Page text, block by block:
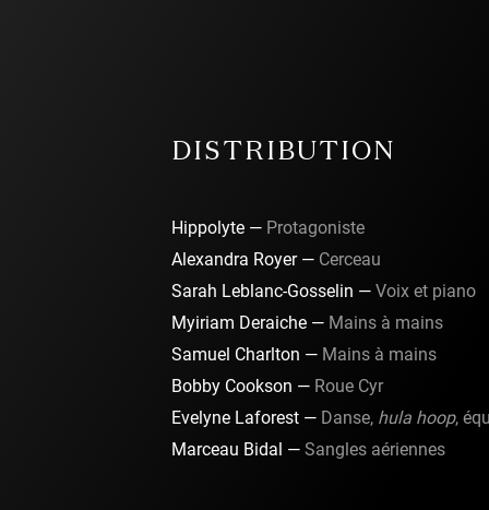
DISTRIBUTION
Hippolyte — Protagoniste
Alexandra Royer — Cerceau
Sarah Leblanc-Gosselin — Voix et piano
Myiriam Deraiche — Mains à mains
Samuel Charlton — Mains à mains
Bobby Cookson — Roue Cyr
Evelyne Laforest — Danse, hula hoop,
Marceau Bidal — Sangles aériennes